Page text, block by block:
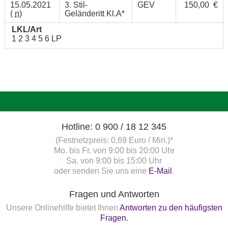
15.05.2021
( n)
3. Stil-
Geländeritt Kl.A*
GEV 150,00 €
LKL/Art
1 2 3 4 5 6 LP
Hotline: 0 900 / 18 12 345
(Festnetzpreis: 0,69 Euro / Min.)*
Mo. bis Fr. von 9:00 bis 20:00 Uhr
Sa. von 9:00 bis 15:00 Uhr
oder senden Sie uns eine E-Mail .
Fragen und Antworten
Unsere Onlinehilfe bietet Ihnen Antworten zu den häufigsten
Fragen.